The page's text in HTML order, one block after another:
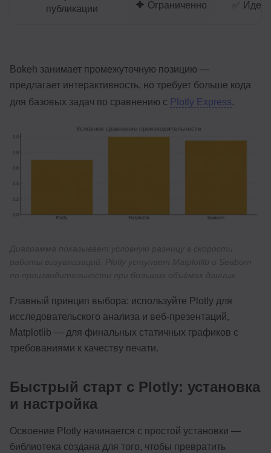
публикации
🔶 Ограниченно ✅
Bokeh занимает промежуточную позицию —
предлагает интерактивность, но требует больше кода
для базовых задач по сравнению с Plotly Express.
Главный принцип выбора: используйте Plotly для
исследовательского анализа и веб-презентаций,
Matplotlib — для финальных статичных графиков с
требованиями к качеству печати.
Быстрый старт с Plotly: установка
и настройка
Освоение Plotly начинается с простой установки —
библиотека создана для того, чтобы превратить